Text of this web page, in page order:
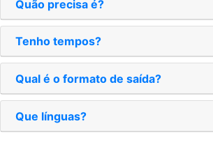
Quão precisa é?
Tenho tempos?
Qual é o formato de saída?
Que línguas?